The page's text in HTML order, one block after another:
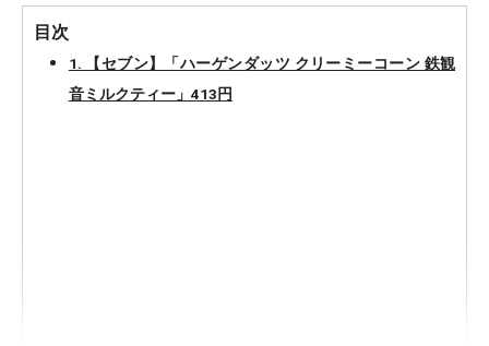
目次
1. 【セブン】「ハーゲンダッツ クリーミーコーン 鉄観
音ミルクティー」413円